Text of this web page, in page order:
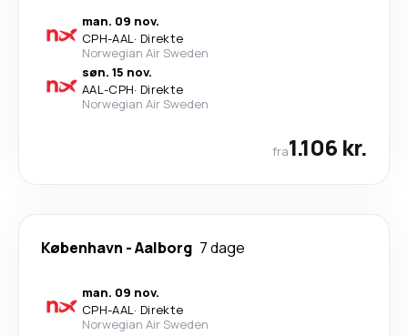
man. 09 nov.
CPH-AAL· Direkte
Norwegian Air Sweden
søn. 15 nov.
AAL-CPH· Direkte
Norwegian Air Sweden
fra1.106 kr.
København -Aalborg 7 dage
man. 09 nov.
CPH-AAL· Direkte
Norwegian Air Sweden